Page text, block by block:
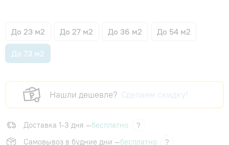
До 23 м2 До 27 м2 До 36 м2 До 54 м2
До 73 м2
Нашли дешевле? Сделаем скидку!
Доставка 1-3 дня —бесплатно
?
Самовывоз в будние дни —бесплатно ?